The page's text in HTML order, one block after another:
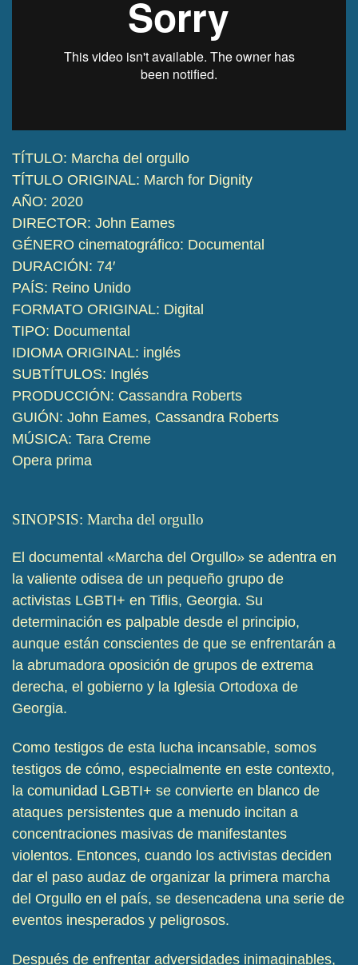
TÍTULO: Marcha del orgullo
TÍTULO ORIGINAL: March for Dignity
AÑO: 2020
DIRECTOR: John Eames
GÉNERO cinematográfico: Documental
DURACIÓN: 74′
PAÍS: Reino Unido
FORMATO ORIGINAL: Digital
TIPO: Documental
IDIOMA ORIGINAL: inglés
SUBTÍTULOS: Inglés
PRODUCCIÓN: Cassandra Roberts
GUIÓN: John Eames, Cassandra Roberts
MÚSICA: Tara Creme
Opera prima
SINOPSIS: Marcha del orgullo
El documental «Marcha del Orgullo» se adentra en
la valiente odisea de un pequeño grupo de
activistas LGBTI+ en Tiflis, Georgia. Su
determinación es palpable desde el principio,
aunque están conscientes de que se enfrentarán a
la abrumadora oposición de grupos de extrema
derecha, el gobierno y la Iglesia Ortodoxa de
Georgia.
Como testigos de esta lucha incansable, somos
testigos de cómo, especialmente en este contexto,
la comunidad LGBTI+ se convierte en blanco de
ataques persistentes que a menudo incitan a
concentraciones masivas de manifestantes
violentos. Entonces, cuando los activistas deciden
dar el paso audaz de organizar la primera marcha
del Orgullo en el país, se desencadena una serie de
eventos inesperados y peligrosos.
Después de enfrentar adversidades inimaginables,